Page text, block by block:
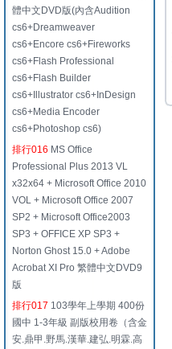
體中文DVD版(內含Audition
cs6+Dreamweaver
cs6+Encore cs6+Fireworks
cs6+Flash Professional
cs6+Flash Builder
cs6+Illustrator cs6+InDesign
cs6+Media Encoder
cs6+Photoshop cs6)
排行016 MS Office
Professional Plus 2013 VL
x32x64 + Microsoft Office 2010
VOL + Microsoft Office 2007
SP2 + Microsoft Office2003
SP3 + OFFICE XP SP3 +
Norton Ghost 15.0 + Adobe
Acrobat XI Pro 繁體中文DVD9
版
排行017 103學年上學期 400份
國中 1-3年級 副版校用卷（含金
安.鼎甲.野馬.漢華.建弘.明霖.高